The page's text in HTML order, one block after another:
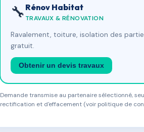
🔧 Rénov Habitat
TRAVAUX & RÉNOVATION
Ravalement, toiture, isolation des
gratuit.
Obtenir un devis travaux
Demande transmise au partenaire sélectionné,
rectification et d'effacement (voir politique de